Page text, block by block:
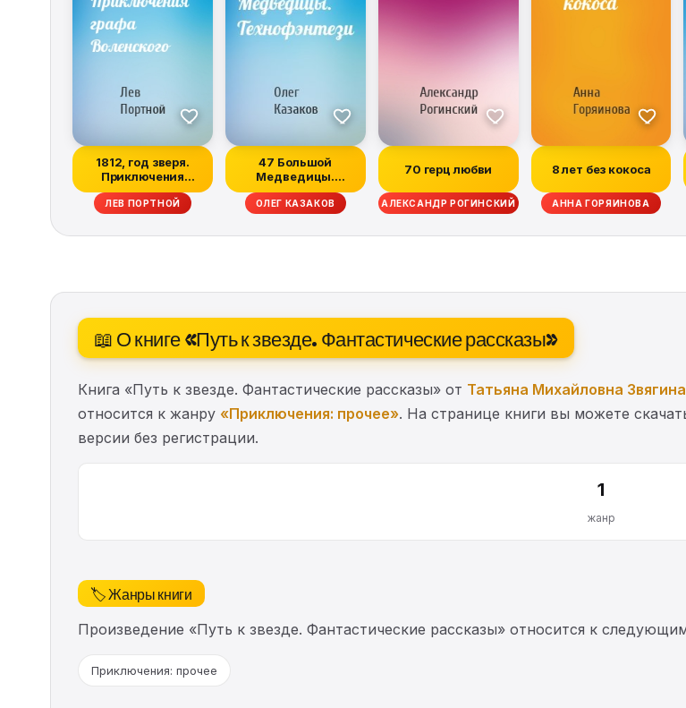
1812, год зверя.
Приключения
графа Воленского
ЛЕВ ПОРТНОЙ
47 Большой
Медведицы.
Технофэнтези
ОЛЕГ КАЗАКОВ
70 герц любви
АЛЕКСАНДР РОГИНСКИЙ
8 лет без кокоса
АННА ГОРЯИНОВА
📖 О книге «Путь к звезде. Фантастические рассказы»
Книга «Путь к звезде. Фантастические рассказы» от Татьяна Михайловна Звягина
относится к жанру «Приключения: прочее». На странице книги вы можете
версии без регистрации.
1
жанр
🏷️ Жанры книги
Произведение «Путь к звезде. Фантастические рассказы» относится к
Приключения: прочее